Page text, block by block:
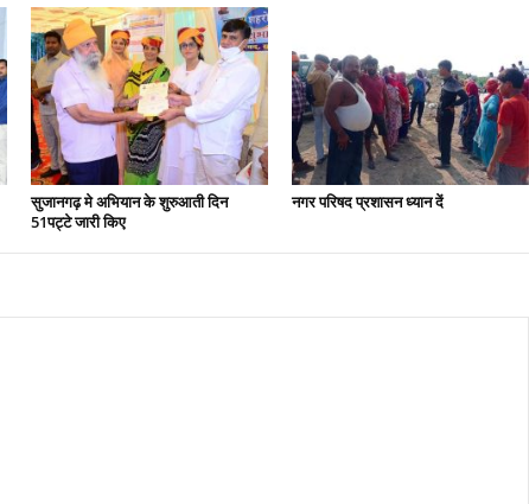
सुजानगढ़ मे अभियान के शुरुआती दिन
51पट्टे जारी किए
नगर परिषद प्रशासन ध्यान दें